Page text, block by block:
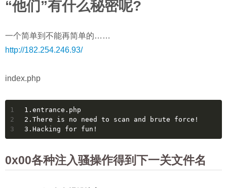
“他们”有什么秘密呢?
一个简单到不能再简单的……
http://182.254.246.93/
index.php
1
2
3
1.entrance.php
2.There is no need to scan and brute force!
3.Hacking for fun!
0x00各种注入骚操作得到下一关文件名